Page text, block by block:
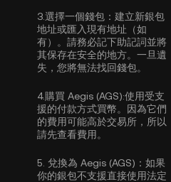
3.選擇一個錢包： 建立新銀包
地址或匯入現有地址（如
有）。請務必記下助記詞並將
其保存在安全的地方。一旦遺
失，您將無法找回錢包。
4.購買 Aegis (AGS):使用受支
援的付款方式買幣。因為它們
的費用可能高於交易所，所以
請先查看費用。
5. 兌換為 Aegis (AGS)： 如果
你的銀包不支援直接使用法定